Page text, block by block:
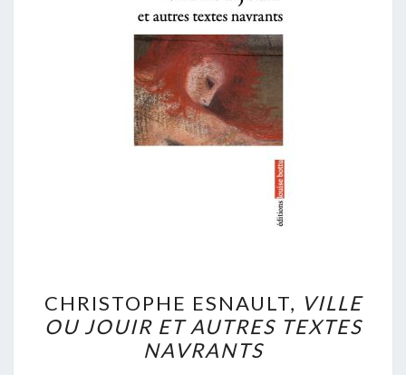
ESNAULT,
VILLE
OU
CHRISTOPHE ESNAULT, VILLE
OU JOUIR ET AUTRES TEXTES
NAVRANTS